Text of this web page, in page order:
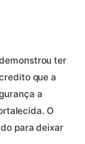
ter
que a
a
O
para deixar